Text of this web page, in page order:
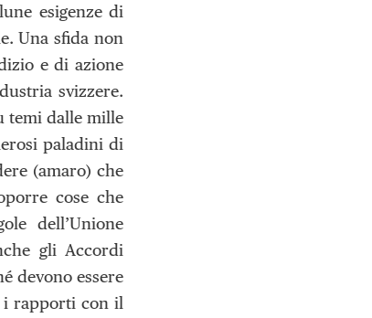
esigenze di
Una sfida non
e di azione
svizzere.
temi dalle mille
paladini di
(amaro) che
cose che
dell’Unione
gli Accordi
devono essere
i rapporti con il